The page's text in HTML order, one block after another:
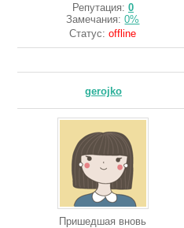
Репутация: 0
Замечания:0%
Статус:offline
gerojko
Пришедшая вновь